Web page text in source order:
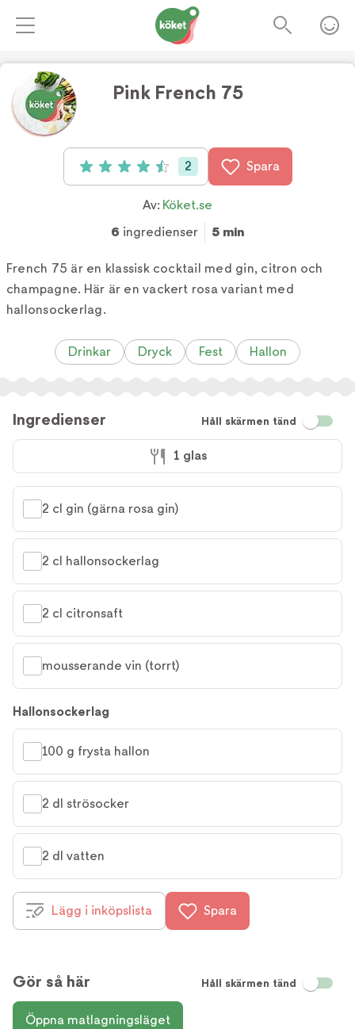
Pink French 75
Betyg: 4.5 av 5 (2 röster)
2 Spara
Av: Köket.se
6 ingredienser 5 min
French 75 är en klassisk cocktail med gin, citron och
champagne. Här är en vackert rosa variant med
hallonsockerlag.
Drinkar Dryck Fest Hallon
Ingredienser Håll skärmen tänd
1 glas
2 cl gin (gärna rosa gin)
2 cl hallonsockerlag
2 cl citronsaft
mousserande vin (torrt)
Hallonsockerlag
100 g frysta hallon
2 dl strösocker
2 dl vatten
Lägg i inköpslista Spara
Gör så här Håll skärmen tänd
Öppna matlagningsläget